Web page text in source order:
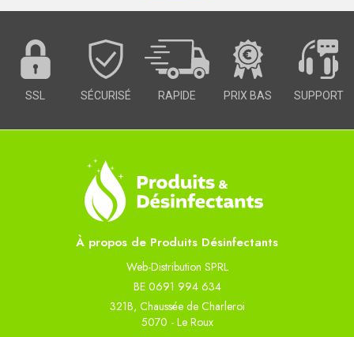
SSL SÉCURISÉ RAPIDE PRIX BAS SUPPORT
À propos de Produits Désinfectants
Web-Distribution SPRL
BE 0691 994 634
321B, Chaussée de Charleroi
5070 - Le Roux